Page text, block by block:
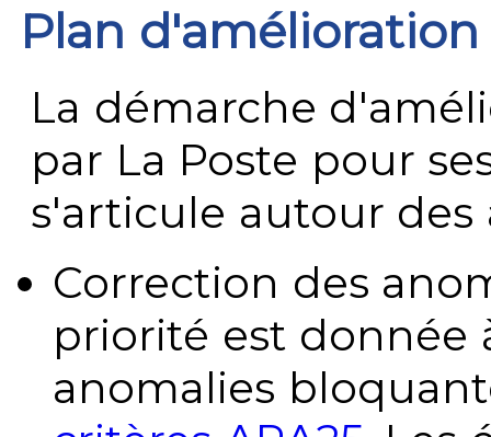
Plan
La démarche
par La Poste pour
s'articule autour des
Correction des
priorité est donnée
anomalies